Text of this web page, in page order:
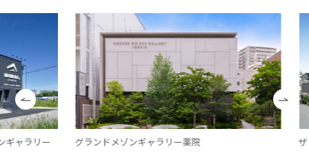
ャラリー グランドメゾンギャラリー薬院 ザ